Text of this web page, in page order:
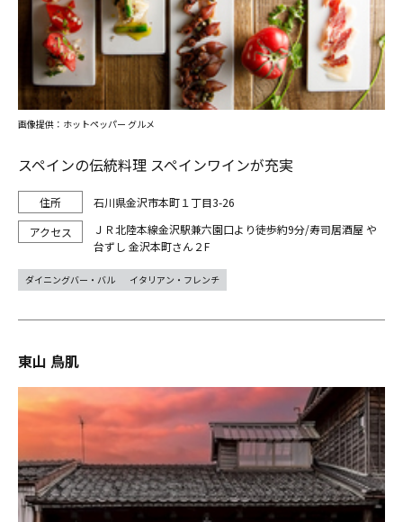
スペインの伝統料理 スペインワインが充実
石川県金沢市本町１丁目3-26
ＪＲ北陸本線金沢駅兼六園口より徒歩約9分/寿司居酒屋 や
台ずし 金沢本町さん２F
画像提供：ホットペッパー グルメ
ダイニングバー・バル イタリアン・フレンチ
東山 鳥肌